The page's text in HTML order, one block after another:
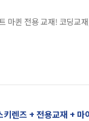
마퀸 전용 교재! 코딩교
키렌즈 + 전용교재 +